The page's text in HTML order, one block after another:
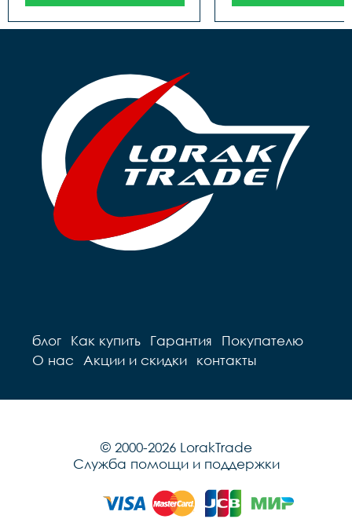
блог Как купить Гарантия
Покупателю
О нас
Акции и скидки контакты
© 2000-2026 LorakTrade
Служба помощи и поддержки